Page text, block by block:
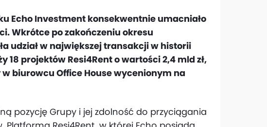
Echo Investment konsekwentnie umacniało
Wkrótce po zakończeniu okresu
udział w największej transakcji w historii
18 projektów Resi4Rent o wartości 2,4 mld zł,
w biurowcu Office House wycenionym na
pozycję Grupy i jej zdolność do przyciągania